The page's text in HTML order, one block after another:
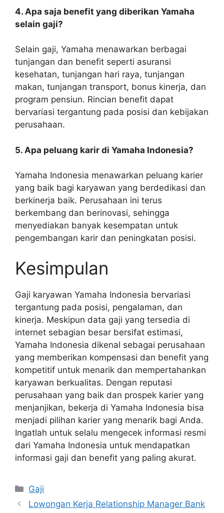
4. Apa saja benefit yang diberikan Yamaha
selain gaji?
Selain gaji, Yamaha menawarkan berbagai
tunjangan dan benefit seperti asuransi
kesehatan, tunjangan hari raya, tunjangan
makan, tunjangan transport, bonus kinerja, dan
program pensiun. Rincian benefit dapat
bervariasi tergantung pada posisi dan kebijakan
perusahaan.
5. Apa peluang karir di Yamaha Indonesia?
Yamaha Indonesia menawarkan peluang karier
yang baik bagi karyawan yang berdedikasi dan
berkinerja baik. Perusahaan ini terus
berkembang dan berinovasi, sehingga
menyediakan banyak kesempatan untuk
pengembangan karir dan peningkatan posisi.
Kesimpulan
Gaji karyawan Yamaha Indonesia bervariasi
tergantung pada posisi, pengalaman, dan
kinerja. Meskipun data gaji yang tersedia di
internet sebagian besar bersifat estimasi,
Yamaha Indonesia dikenal sebagai perusahaan
yang memberikan kompensasi dan benefit yang
kompetitif untuk menarik dan mempertahankan
karyawan berkualitas. Dengan reputasi
perusahaan yang baik dan prospek karier yang
menjanjikan, bekerja di Yamaha Indonesia bisa
menjadi pilihan karier yang menarik bagi Anda.
Ingatlah untuk selalu mengecek informasi resmi
dari Yamaha Indonesia untuk mendapatkan
informasi gaji dan benefit yang paling akurat.
Kategori
Gaji
Lowongan Kerja Relationship Manager Bank